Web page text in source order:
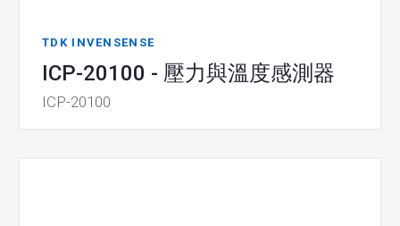
TDK INVENSENSE
ICP-20100 - 壓力與溫度感測器
ICP-20100